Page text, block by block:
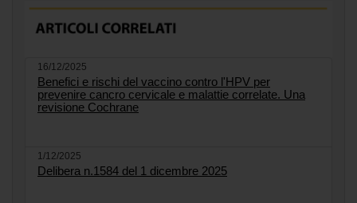
16/12/2025
Benefici e rischi del vaccino contro l'HPV per
prevenire cancro cervicale e malattie correlate. Una
revisione Cochrane
1/12/2025
Delibera n.1584 del 1 dicembre 2025